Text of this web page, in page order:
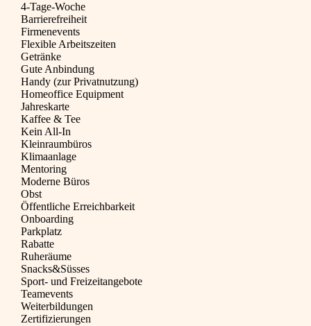
4-Tage-Woche
Barrierefreiheit
Firmenevents
Flexible Arbeitszeiten
Getränke
Gute Anbindung
Handy (zur Privatnutzung)
Homeoffice Equipment
Jahreskarte
Kaffee & Tee
Kein All-In
Kleinraumbüros
Klimaanlage
Mentoring
Moderne Büros
Obst
Öffentliche Erreichbarkeit
Onboarding
Parkplatz
Rabatte
Ruheräume
Snacks&Süsses
Sport- und Freizeitangebote
Teamevents
Weiterbildungen
Zertifizierungen